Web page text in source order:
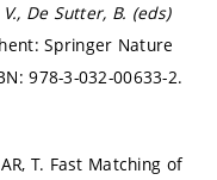
De Sutter, B. (eds)
Springer Nature
978-3-032-00633-2.
T. Fast Matching of